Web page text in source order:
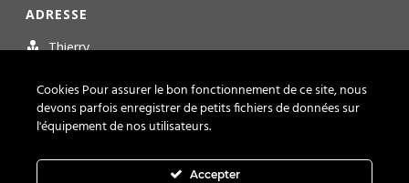
ADRESSE
Thierry
La Pierreire - Box 10
Route de Bellevue 5
1029 Villars-Sainte-Croix
+41 21 588 09 07
Cookies Pour assurer le bon fonctionnement de ce site, nous
devons parfois enregistrer de petits fichiers de données sur
l'équipement de nos utilisateurs.
Accepter